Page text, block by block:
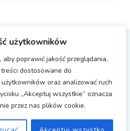
użytkowników
poprawić jakość przeglądania,
dostosowane do
oraz analizować ruch
„Akceptuj wszystkie” oznacza
przez nas plików cookie.
DAAR Personel Service GmbH
DIGITAL| All Rights Reserved.
HinSchG AGB